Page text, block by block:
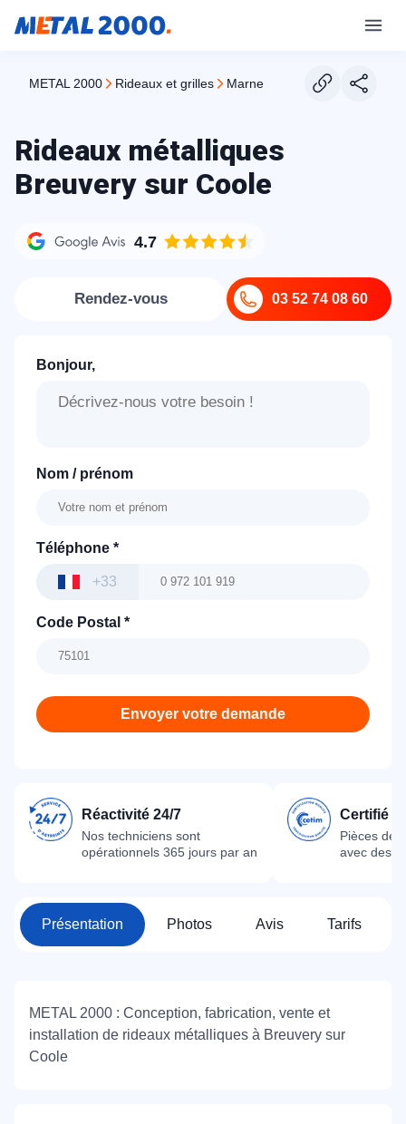
METAL 2000 rideaux et grilles marne
Rideaux métalliques
Breuvery sur Coole
4.7
03 52 74 08 60
Rendez-vous
Bonjour,
Nom / prénom
Téléphone *
+33
Code Postal *
Envoyer votre demande
Réactivité 24/7
Nos techniciens sont
opérationnels 365 jours par an
Certifié
Pièces
avec des
Présentation Photos Avis Tarifs
METAL 2000 : Conception, fabrication, vente et
installation de rideaux métalliques à Breuvery sur
Coole